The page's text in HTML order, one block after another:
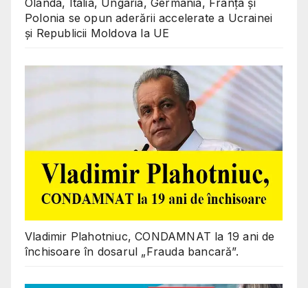
Olanda, Italia, Ungaria, Germania, Franța și
Polonia se opun aderării accelerate a Ucrainei
și Republicii Moldova la UE
Vladimir Plahotniuc, CONDAMNAT la 19 ani de
închisoare în dosarul „Frauda bancară”.